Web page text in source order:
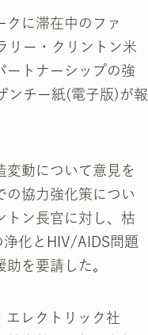
クに滞在中のファ
リー・クリントン米
ートナーシップの強
ンチー紙(電子版)が報
変動について意見を
の協力強化策につい
トン長官に対し、枯
化とHIV/AIDS問題
を要請した。
エレクトリック社